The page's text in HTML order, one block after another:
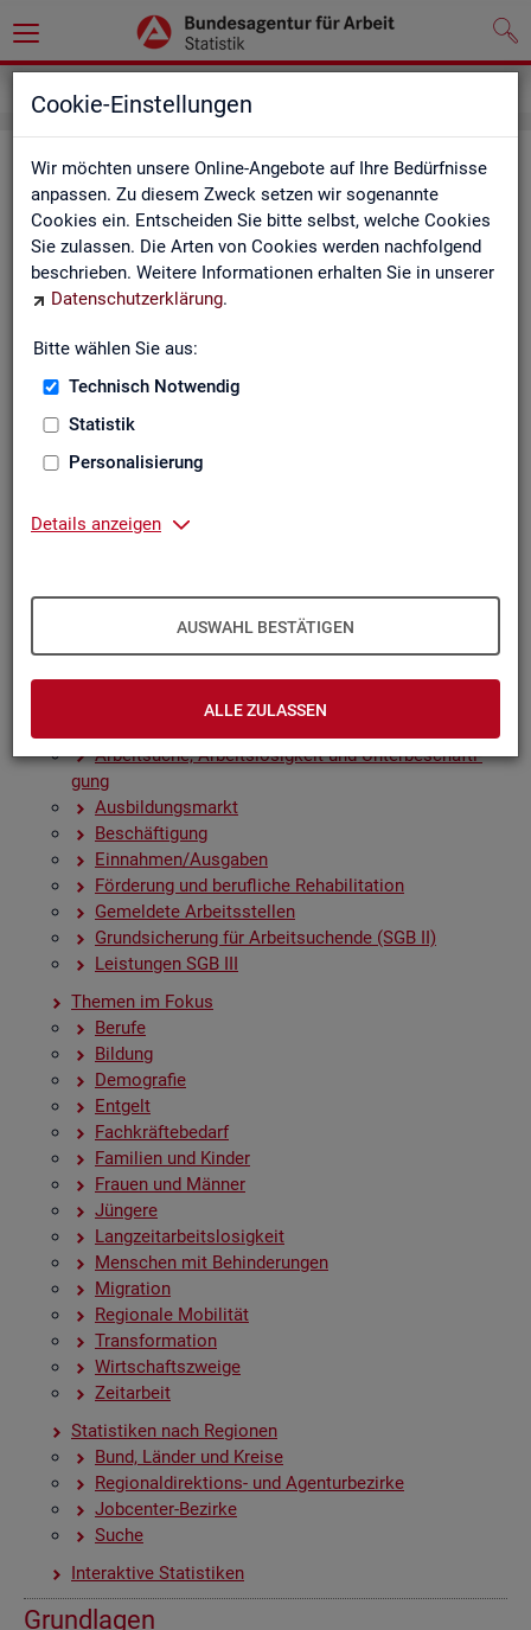
Cookie-Einstellungen
Wir möchten unsere Online-Angebote auf Ihre Bedürfnisse
anpassen. Zu diesem Zweck setzen wir sogenannte
Cookies ein. Entscheiden Sie bitte selbst, welche Cookies
Sie zulassen. Die Arten von Cookies werden nachfolgend
beschrieben. Weitere Informationen erhalten Sie in unserer
Datenschutzerklärung.
Bitte wählen Sie aus:
Technisch Notwendig
Statistik
Personalisierung
Details anzeigen
AUSWAHL BESTÄTIGEN
ALLE ZULASSEN
In­halts­ver­zeich­nis
Sta­tis­ti­ken
Rund­schau Ar­beits­markt
Mo­nats­be­richt
Eck­wer­te des Ar­beits­mark­tes und der Grund­si­che­
rung
Eck­wer­te Ar­beits­markt
Ar­beits­markt in Deutsch­land
Zah­len, Daten, Fak­ten - Struk­tur­da­ten und -in­di­ka­to­
Früh­in­di­ka­to­ren für den Ar­beits­markt
Sai­son­be­rei­nig­te Zeit­rei­hen
Ar­beit­su­che, Ar­beits­lo­sig­keit und Un­ter­be­schäf­ti­
gung
Aus­bil­dungs­markt
Be­schäf­ti­gung
Ein­nah­men/Aus­ga­ben
För­de­rung und be­ruf­li­che Re­ha­bi­li­ta­ti­on
Ge­mel­de­te Ar­beits­stel­len
Grund­si­che­rung für Ar­beit­su­chen­de (SGB II)
Leis­tun­gen SGB III
The­men im Fokus
Be­ru­fe
Bil­dung
De­mo­gra­fie
Ent­gelt
Fach­kräf­te­be­darf
Fa­mi­li­en und Kin­der
Frau­en und Män­ner
Jün­ge­re
Lang­zeit­ar­beits­lo­sig­keit
Men­schen mit Be­hin­de­run­gen
Mi­gra­ti­on
Re­gio­na­le Mo­bi­li­tät
Trans­for­ma­ti­on
Wirt­schafts­zwei­ge
Zeit­ar­beit
Sta­tis­ti­ken nach Re­gio­nen
Bund, Län­der und Krei­se
Re­gio­nal­di­rek­ti­ons- und Agen­tur­be­zir­ke
Job­cen­ter-Be­zir­ke
Suche
In­ter­ak­ti­ve Sta­tis­ti­ken
Grund­la­gen